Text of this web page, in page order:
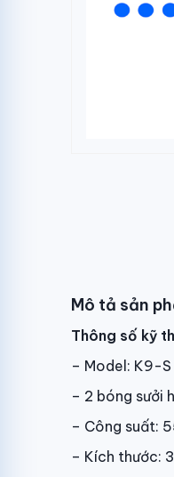
Mô tả sản
Thông số kỹ
– Model: K9-S
– 2 bóng sưởi
– Công suất:
– Kích thước: